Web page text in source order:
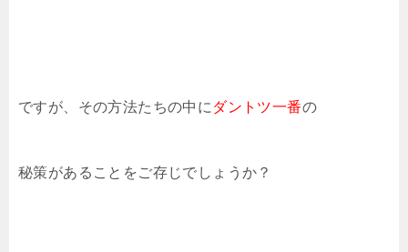
ですが、その方法たちの中に ダントツ一番の
秘策があることをご存じでしょうか？